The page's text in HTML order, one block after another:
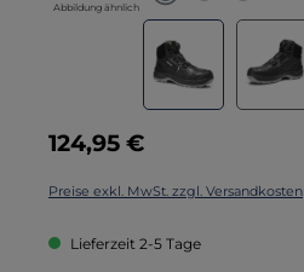
Abbildung ähnlich
Regulärer Preis:
124,95 €
Preise exkl. MwSt. zzgl. Versandkosten
Lieferzeit 2-5 Tage